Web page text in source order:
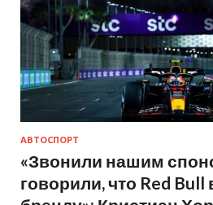
АВТОСПОРТ
«Звонили нашим
говорили, что Red Bull